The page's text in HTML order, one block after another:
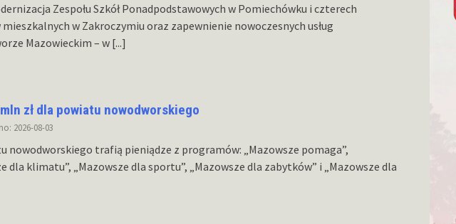
Zespołu Szkół Ponadpodstawowych w Pomiechówku i czterech
w Zakroczymiu oraz zapewnienie nowoczesnych usług
Mazowieckim – w [...]
zł dla powiatu nowodworskiego
2026-08-03
nowodworskiego trafią pieniądze z programów: „Mazowsze pomaga”,
dla klimatu”, „Mazowsze dla sportu”, „Mazowsze dla zabytków” i „Mazowsze dla